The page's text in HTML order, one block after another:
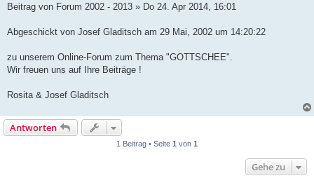
i
a
g
Beitrag von Forum 2002 - 2013 » Do 24. Apr 2014, 16:01
Abgeschickt von Josef Gladitsch am 29 Mai, 2002 um 14:20:22
zu unserem Online-Forum zum Thema "GOTTSCHEE".
Wir freuen uns auf Ihre Beiträge !
Rosita & Josef Gladitsch
Antworten
1 Beitrag • Seite 1 von 1
Gehe zu